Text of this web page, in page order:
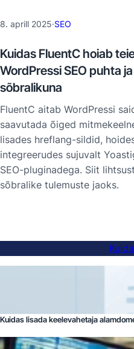
8. aprill 2025·SEO
Kuidas FluentC hoiab
WordPressi SEO puhta
sõbralikuna
FluentC aitab WordPressi
saavutada õiged
lisades hreflang-sildid,
integreerudes sujuvalt
SEO-pluginadega. Siit
sõbralike tulemuste jaoks.
Kuidas lisada keelevahetaja